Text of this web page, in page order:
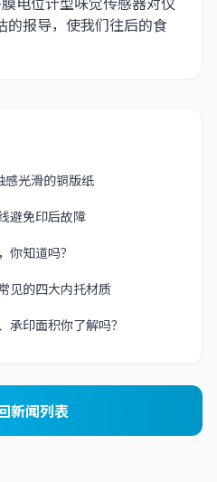
的报导，使我们往后的食
光滑的铜版纸
避免印后故障
你知道吗？
见的四大内托材质
承印面积你了解吗？
新闻列表